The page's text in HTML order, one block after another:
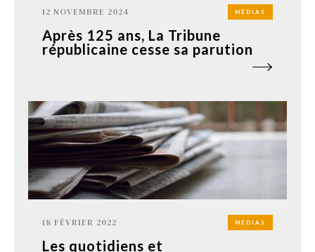
12 NOVEMBRE 2024 MÉDIAS
Après 125 ans, La Tribune
républicaine cesse sa parution
18 FÉVRIER 2022 MÉDIAS
Les quotidiens et